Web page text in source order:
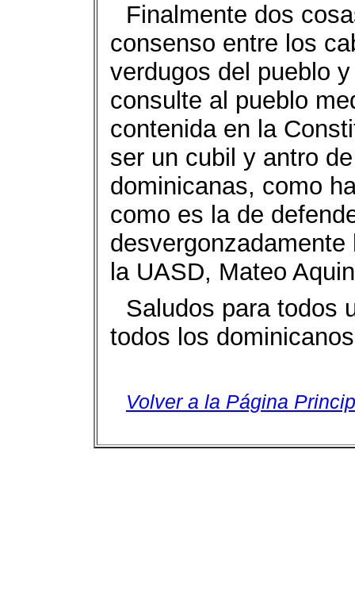
Finalmente dos
consenso entre los
verdugos del pueblo
consulte al pueblo
contenida en la
ser un cubil y antro
dominicanas, como
como es la de
la UASD, Mateo
Saludos para todos
todos los
Volver a la Página